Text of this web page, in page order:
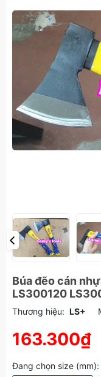
Búa đẽo cán
LS300120
Thương hiệu: LS+
163.300₫
Đang chọn size (mm):